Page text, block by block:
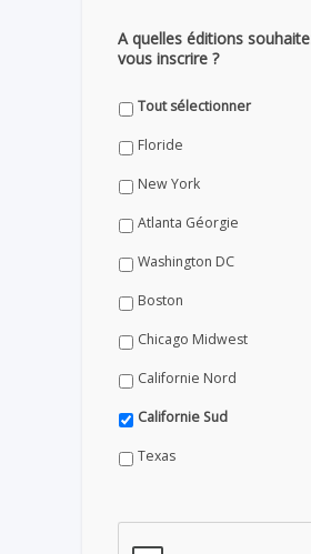
A quelles éditions
vous inscrire ?
Tout sélectionner
Floride
New York
Atlanta Géorgie
Washington DC
Boston
Chicago Midwest
Californie Nord
Californie Sud
Texas